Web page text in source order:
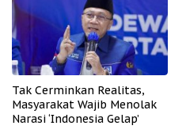
Tak Cerminkan Realitas,
Masyarakat Wajib Menolak
Narasi ‘Indonesia Gelap’